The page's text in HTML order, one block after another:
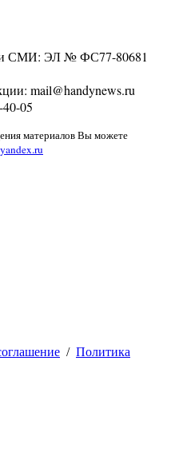
СМИ: ЭЛ № ФС77-80681
mail@handynews.ru
05
материалов Вы можете
/ Политика